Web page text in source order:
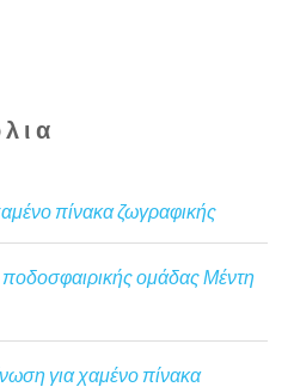
πίνακα ζωγραφικής
ομάδας Μέντη
για χαμένο πίνακα